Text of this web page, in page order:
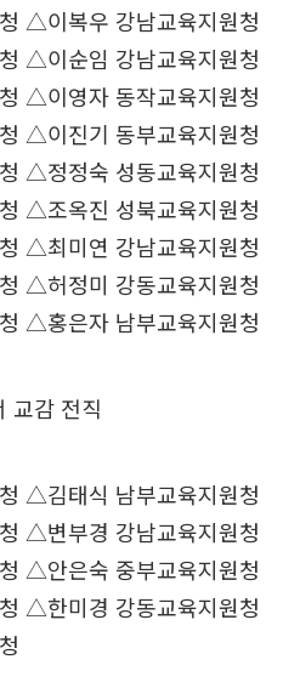
△이복우 강남교육지원청
△이순임 강남교육지원청
△이영자 동작교육지원청
△이진기 동부교육지원청
△정정숙 성동교육지원청
△조옥진 성북교육지원청
△최미연 강남교육지원청
△허정미 강동교육지원청
△홍은자 남부교육지원청
교감 전직
△김태식 남부교육지원청
△변부경 강남교육지원청
△안은숙 중부교육지원청
△한미경 강동교육지원청